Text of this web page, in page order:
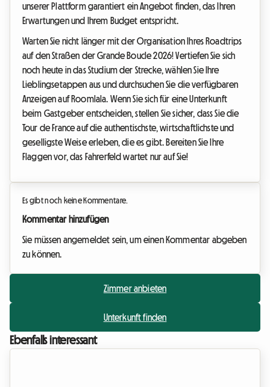
unserer Plattform garantiert ein Angebot finden, das Ihren
Erwartungen und Ihrem Budget entspricht.
Warten Sie nicht länger mit der Organisation Ihres Roadtrips
auf den Straßen der Grande Boucle 2026! Vertiefen Sie sich
noch heute in das Studium der Strecke, wählen Sie Ihre
Lieblingsetappen aus und durchsuchen Sie die verfügbaren
Anzeigen auf Roomlala. Wenn Sie sich für eine Unterkunft
beim Gastgeber entscheiden, stellen Sie sicher, dass Sie die
Tour de France auf die authentischste, wirtschaftlichste und
geselligste Weise erleben, die es gibt. Bereiten Sie Ihre
Flaggen vor, das Fahrerfeld wartet nur auf Sie!
Es gibt noch keine Kommentare.
Kommentar hinzufügen
Sie müssen angemeldet sein, um einen Kommentar abgeben
zu können.
Zimmer anbieten
Unterkunft finden
Ebenfalls interessant